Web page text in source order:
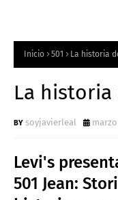
Inicio 501 La historia
La
soyjavierleal marzo
Levi's
501 Jean: